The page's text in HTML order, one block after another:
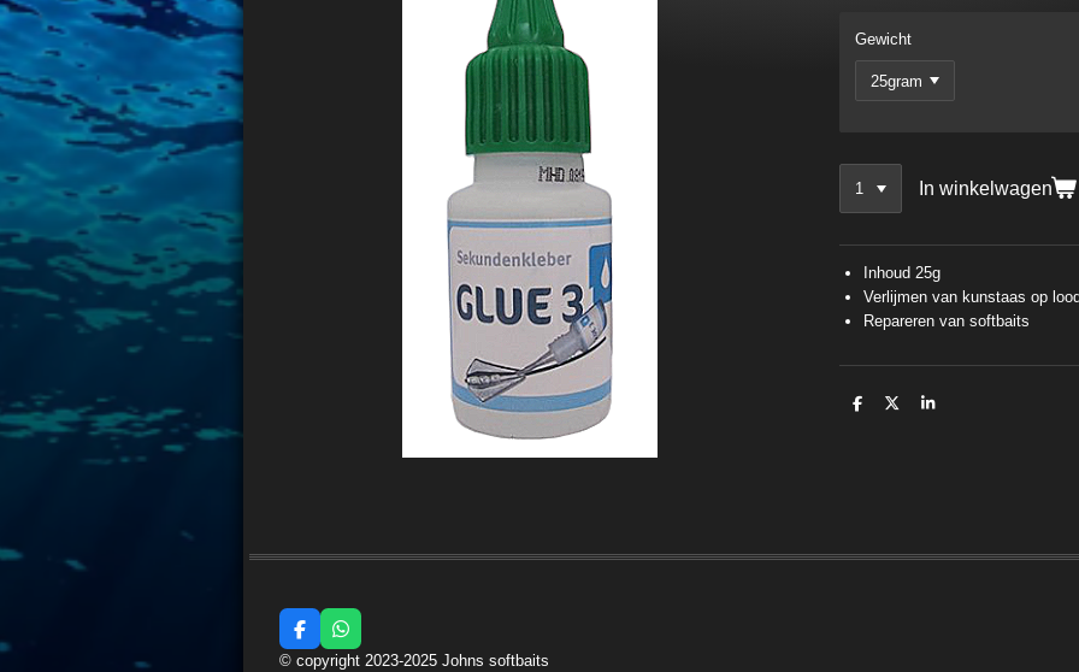
Gewicht
In winkelwagen
Inhoud 25g
Verlijmen van kunstaas op
Repareren van softbaits
D
D
S
F
a
W
h
© copyright 2023-2025 Johns softbaits